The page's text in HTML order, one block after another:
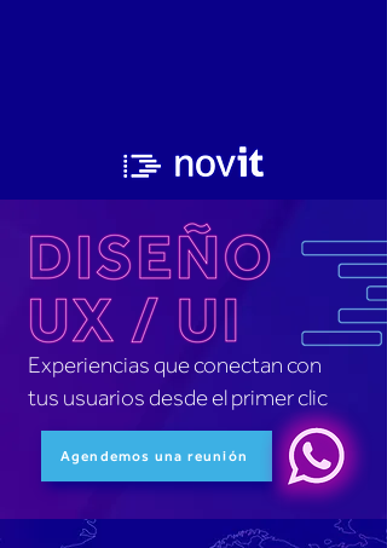
Experiencias que conectan con
tus usuarios desde el primer clic
Agendemos una reunión